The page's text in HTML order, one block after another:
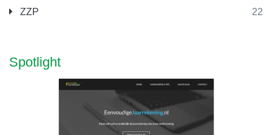
ZZP 22
Spotlight